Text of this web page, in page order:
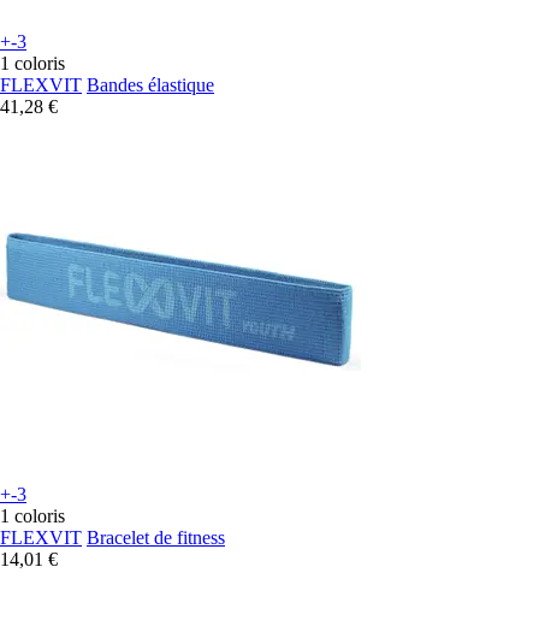
+-3
1 coloris
FLEXVIT Bandes élastique
41,28 €
+-3
1 coloris
FLEXVIT Bracelet de fitness
14,01 €